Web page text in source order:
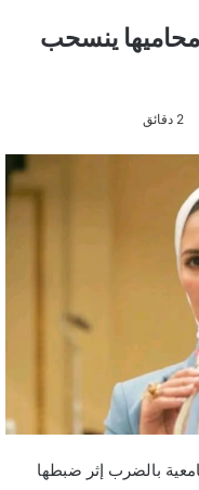
ينسحب
بالضرب إثر ضبطها